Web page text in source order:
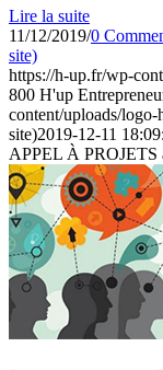
Lire la suite
11/12/2019/0
site)
https://h-up.fr/wp-
800 H'up
content/uploads/
site)2019-12-11
APPEL À PROJETS